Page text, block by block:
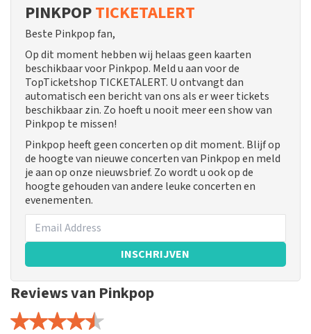
PINKPOPTICKETALERT
Beste Pinkpop fan,
Op dit moment hebben wij helaas geen kaarten
beschikbaar voor Pinkpop. Meld u aan voor de
TopTicketshop TICKETALERT. U ontvangt dan
automatisch een bericht van ons als er weer tickets
beschikbaar zin. Zo hoeft u nooit meer een show van
Pinkpop te missen!
Pinkpop heeft geen concerten op dit moment. Blijf op
de hoogte van nieuwe concerten van Pinkpop en meld
je aan op onze nieuwsbrief. Zo wordt u ook op de
hoogte gehouden van andere leuke concerten en
evenementen.
INSCHRIJVEN
Reviews van Pinkpop